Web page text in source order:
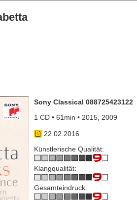
Sony Classical 088725423122
1 CD • 61min • 2015, 2009
22.02.2016
Künstlerische Qualität:
Klangqualität:
Gesamteindruck: